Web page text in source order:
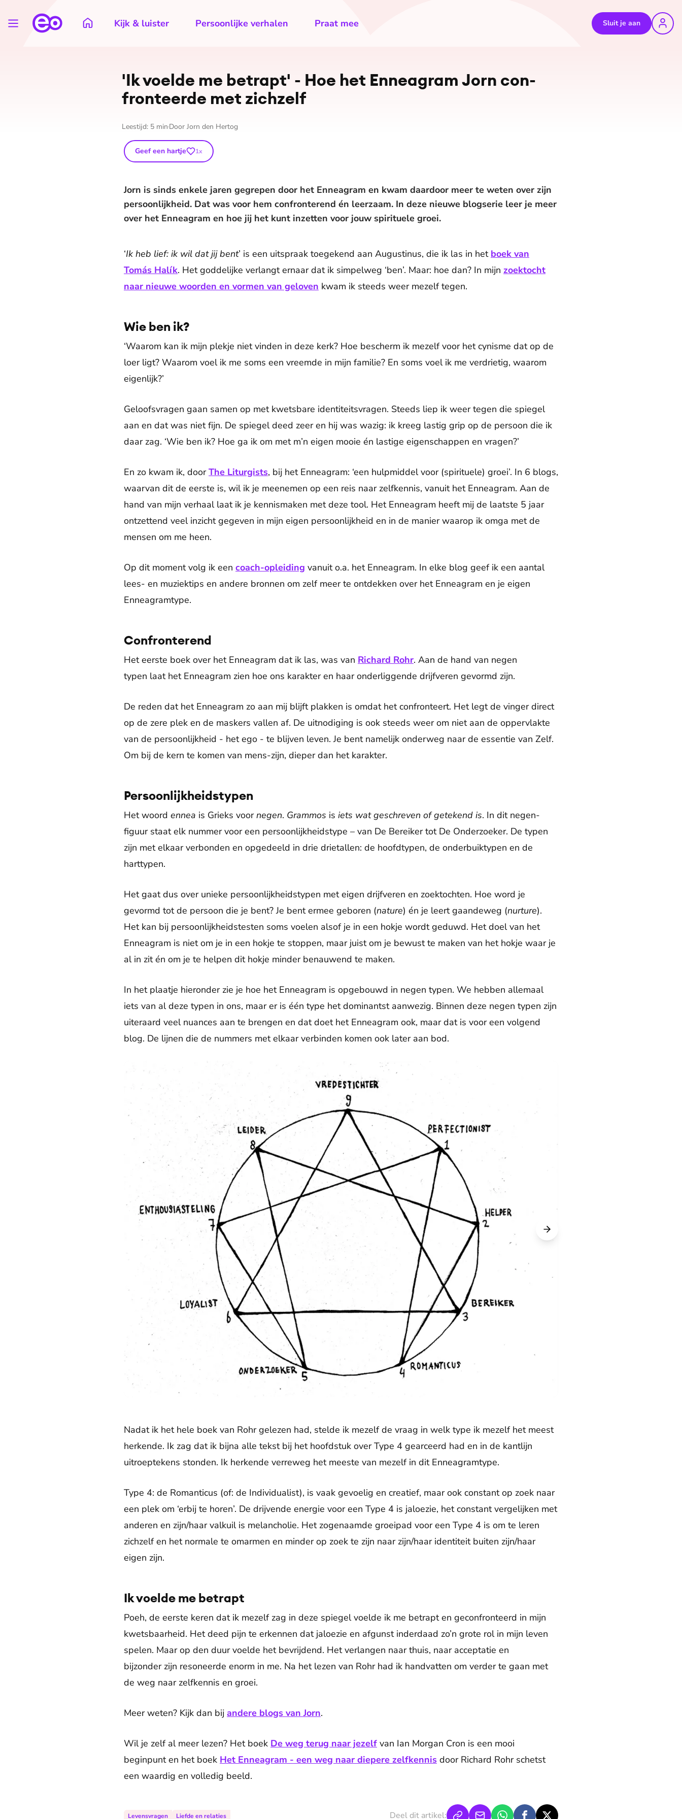
Kijk & luister Persoonlijke verhalen Praat mee Sluit je aan
'Ik voelde me betrapt' - Hoe het Enneagram Jorn con­
fron­teer­de met zichzelf
Leestijd: 5 min Door Jorn den Hertog
Geef een hartje 1x
Jorn is sinds enkele jaren gegrepen door het Enneagram en kwam daardoor meer te weten over zijn
persoonlijkheid. Dat was voor hem confronterend én leerzaam. In deze nieuwe blogserie leer je meer
over het Enneagram en hoe jij het kunt inzetten voor jouw spirituele groei.
‘Ik heb lief: ik wil dat jij bent’ is een uitspraak toegekend aan Augustinus, die ik las in het boek van
Tomás Halík. Het goddelijke verlangt ernaar dat ik simpelweg ‘ben’. Maar: hoe dan? In mijn zoektocht
naar nieuwe woorden en vormen van geloven kwam ik steeds weer mezelf tegen.
Wie ben ik?
‘Waarom kan ik mijn plekje niet vinden in deze kerk? Hoe bescherm ik mezelf voor het cynisme dat op de
loer ligt? Waarom voel ik me soms een vreemde in mijn familie? En soms voel ik me verdrietig, waarom
eigenlijk?’
Geloofsvragen gaan samen op met kwetsbare identiteitsvragen. Steeds liep ik weer tegen die spiegel
aan en dat was niet fijn. De spiegel deed zeer en hij was wazig: ik kreeg lastig grip op de persoon die ik
daar zag. ‘Wie ben ik? Hoe ga ik om met m’n eigen mooie én lastige eigenschappen en vragen?’
En zo kwam ik, doorThe Liturgists, bij het Enneagram: ‘een hulpmiddel voor (spirituele) groei’. In 6 blogs,
waarvan dit de eerste is, wil ik je meenemen op een reis naar zelfkennis, vanuit het Enneagram. Aan de
hand van mijn verhaal laat ik je kennismaken met deze tool. Het Enneagram heeft mij de laatste 5 jaar
ontzettend veel inzicht gegeven in mijn eigen persoonlijkheid en in de manier waarop ik omga met de
mensen om me heen.
Op dit moment volg ik een coach-opleiding vanuit o.a. het Enneagram. In elke blog geef ik een aantal
lees- en muziektips en andere bronnen om zelf meer te ontdekken over het Enneagram en je eigen
Enneagramtype.
Confronterend
Het eerste boek over het Enneagram dat ik las, was van Richard Rohr. Aan de hand van negen
typen laat het Enneagram zien hoe ons karakter en haar onderliggende drijfveren gevormd zijn.
De reden dat het Enneagram zo aan mij blijft plakken is omdat het confronteert. Het legt de vinger direct
op de zere plek en de maskers vallen af. De uitnodiging is ook steeds weer om niet aan de oppervlakte
van de persoonlijkheid - het ego - te blijven leven. Je bent namelijk onderweg naar de essentie van Zelf.
Om bij de kern te komen van mens-zijn, dieper dan het karakter.
Persoonlijkheidstypen
Het woord ennea is Grieks voornegen. Grammos is iets wat geschreven of getekend is. In dit negen-
figuur staat elk nummer voor een persoonlijkheidstype – van De Bereiker tot De Onderzoeker. De typen
zijn met elkaar verbonden en opgedeeld in drie drietallen: de hoofdtypen, de onderbuiktypen en de
harttypen.
Het gaat dus over unieke persoonlijkheidstypen met eigen drijfveren en zoektochten. Hoe word je
gevormd tot de persoon die je bent? Je bent ermee geboren (nature) én je leert gaandeweg (nurture).
Het kan bij persoonlijkheidstesten soms voelen alsof je in een hokje wordt geduwd. Het doel van het
Enneagram is niet om je in een hokje te stoppen, maar juist om je bewust te maken van het hokje waar je
al in zit én om je te helpen dit hokje minder benauwend te maken.
In het plaatje hieronder zie je hoe het Enneagram is opgebouwd in negen typen. We hebben allemaal
iets van al deze typen in ons, maar er is één type het dominantst aanwezig. Binnen deze negen typen zijn
uiteraard veel nuances aan te brengen en dat doet het Enneagram ook, maar dat is voor een volgend
blog. De lijnen die de nummers met elkaar verbinden komen ook later aan bod.
Nadat ik het hele boek van Rohr gelezen had, stelde ik mezelf de vraag in welk type ik mezelf het meest
herkende. Ik zag dat ik bijna alle tekst bij het hoofdstuk over Type 4 gearceerd had en in de kantlijn
uitroeptekens stonden. Ik herkende verreweg het meeste van mezelf in dit Enneagramtype.
Type 4: de Romanticus (of: de Individualist), is vaak gevoelig en creatief, maar ook constant op zoek naar
een plek om ‘erbij te horen’. De drijvende energie voor een Type 4 is jaloezie, het constant vergelijken met
anderen en zijn/haar valkuil is melancholie. Het zogenaamde groeipad voor een Type 4 is om te leren
zichzelf en het normale te omarmen en minder op zoek te zijn naar zijn/haar identiteit buiten zijn/haar
eigen zijn.
Ik voelde me betrapt
Poeh, de eerste keren dat ik mezelf zag in deze spiegel voelde ik me betrapt en geconfronteerd in mijn
kwetsbaarheid. Het deed pijn te erkennen dat jaloezie en afgunst inderdaad zo’n grote rol in mijn leven
spelen. Maar op den duur voelde het bevrijdend. Het verlangen naar thuis, naar acceptatie en
bijzonder zijn resoneerde enorm in me. Na het lezen van Rohr had ik handvatten om verder te gaan met
de weg naar zelfkennis en groei.
Meer weten? Kijk dan bij andere blogs van Jorn.
Wil je zelf al meer lezen? Het boek De weg terug naar jezelf van Ian Morgan Cron is een mooi
beginpunt en het boek Het Enneagram - een weg naar diepere zelfkennis door Richard Rohr schetst
een waardig en volledig beeld.
Levensvragen Liefde en relaties Deel dit artikel: